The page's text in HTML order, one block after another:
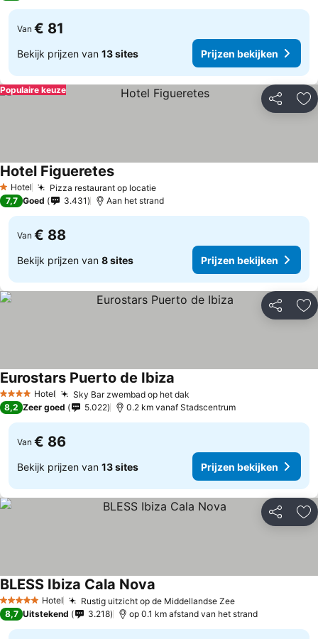
Van € 81
Bekijk prijzen van 13 sites Prijzen bekijken
Delen
Populaire keuze
1 Sterren
Hotel Pizza restaurant op locatiePrijzen bekijken
Hotel FigueretesPrijzen bekijken
7,7 Goed 3.431 Aan het strand
Van € 88
Bekijk prijzen van 8 sites Prijzen bekijken
Delen
4 SterrenHotel Sky Bar zwembad op het dak
Eurostars Puerto de Ibiza
8,2 Zeer goed 5.022 0.2 km vanaf Stadscentrum
Van € 86
Bekijk prijzen van 13 sites Prijzen bekijken
Delen
5 Sterren Hotel Rustig uitzicht op de Middellandse ZeePrijzen bekijken
BLESS Ibiza Cala Nova
8,7 Uitstekend 3.218 op 0.1 km afstand van het strand